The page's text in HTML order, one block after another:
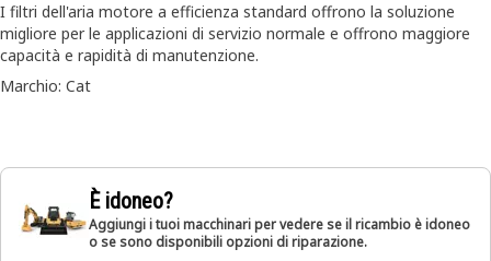
I filtri dell'aria motore a efficienza standard offrono la soluzione
migliore per le applicazioni di servizio normale e offrono maggiore
capacità e rapidità di manutenzione.
Marchio: Cat
È idoneo?
Aggiungi i tuoi macchinari per vedere se il ricambio è idoneo
o se sono disponibili opzioni di riparazione.